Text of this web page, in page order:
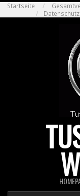
Skip
to
Startseite